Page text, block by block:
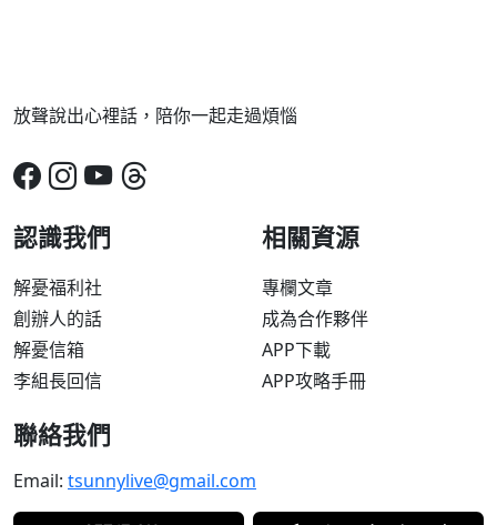
放聲說出心裡話，陪你一起走過煩惱
認識我們
解憂福利社
創辦人的話
解憂信箱
李組長回信
相關資源
專欄文章
成為合作夥伴
APP下載
APP攻略手冊
聯絡我們
Email: tsunnylive@gmail.com